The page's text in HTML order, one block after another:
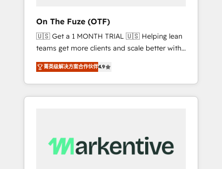
messaging, & conversion strategy that drive
results. 🤖AI Strategy: Activate Breeze Agents,
configure HubSpot AI, & maximize AEO with
tailored AI services. 🧩Integrations: Extend
HubSpot with custom integrations, hosting, &
maintenance.
On The Fuze (OTF)
🇺🇸 Get a 1 MONTH TRIAL 🇺🇸 Helping lean
teams get more clients and scale better with
our HubSpot Consulting & 'Done For You'
Services. 🚀 Who We Work With 🚀 We help
lean, growing companies: - Win more
business - Reduce no-shows - Improve lead
client's are too busy to learn the ins-and-outs
of HubSpot. We give you a Personal
菁英级解决方案合作伙伴4.9